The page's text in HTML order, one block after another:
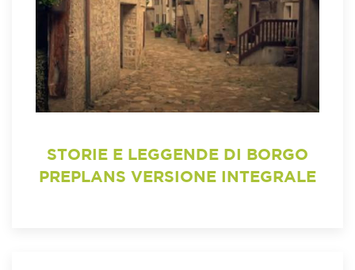
STORIE E LEGGENDE DI BORGO
PREPLANS VERSIONE INTEGRALE